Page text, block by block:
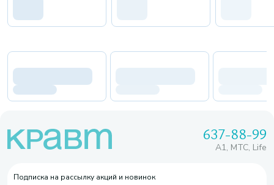
637-88-99
A1, МТС, Life
Подписка на рассылку акций и новинок